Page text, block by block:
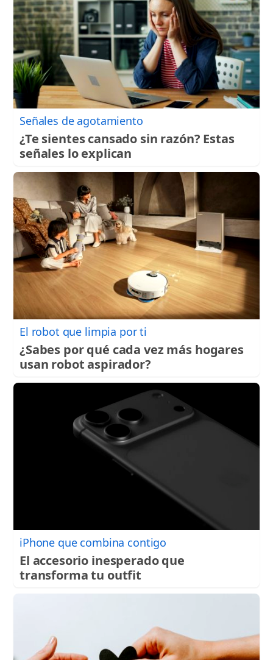
Señales de agotamiento
¿Te sientes cansado sin razón? Estas
señales lo explican
El robot que limpia por ti
¿Sabes por qué cada vez más hogares
usan robot aspirador?
iPhone que combina contigo
El accesorio inesperado que
transforma tu outfit